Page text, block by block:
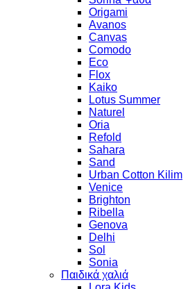
Origami
Avanos
Canvas
Comodo
Eco
Flox
Kaiko
Lotus Summer
Naturel
Oria
Refold
Sahara
Sand
Urban Cotton Kilim
Venice
Brighton
Ribella
Genova
Delhi
Sol
Sonia
Παιδικά χαλιά